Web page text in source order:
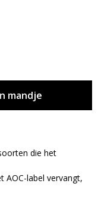
die het
AOC-label vervangt,
mandje